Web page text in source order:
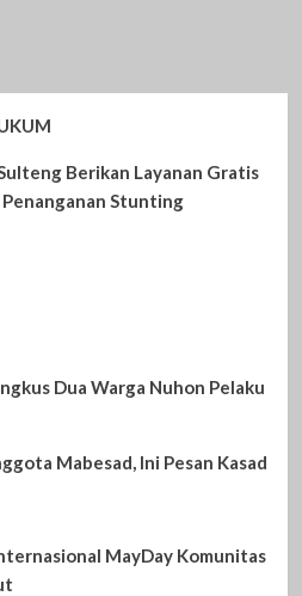
Berikan Layanan Gratis
Stunting
Dua Warga Nuhon Pelaku
Mabesad, Ini Pesan Kasad
MayDay Komunitas